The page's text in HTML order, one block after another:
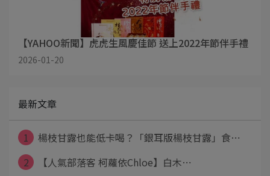
【YAHOO新聞】虎虎生風慶佳節 送上2022年節伴手禮
2026-01-20
最新文章
1
楊枝甘露也能低卡喝？「銀耳版楊枝甘露」食⋯
2
【人氣部落客 柯蘿依Chloe】白木⋯